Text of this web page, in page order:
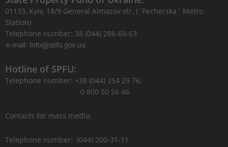
01133, Kyiv, 18/9 General Almazov str. (`Pecherska` Metro
Station)
Telephone number: 38 (044) 286-69-63
Hotline of SPFU:
Telephone number: +38 (044) 254 29 76;
0 800 50 56 46
Contacts for mass media:
Telephone number: (044) 200-31-11